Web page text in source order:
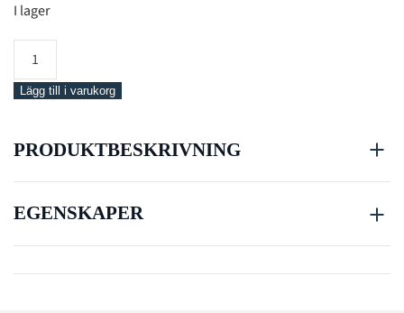
I lager
Shaker
Lägg till i varukorg
PRODUKTBESKRIVNING
EGENSKAPER